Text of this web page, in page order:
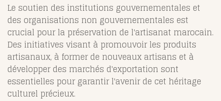
Le soutien des institutions gouvernementales et
des organisations non gouvernementales est
crucial pour la préservation de l'artisanat marocain.
Des initiatives visant à promouvoir les produits
artisanaux, à former de nouveaux artisans et à
développer des marchés d'exportation sont
essentielles pour garantir l'avenir de cet héritage
culturel précieux.